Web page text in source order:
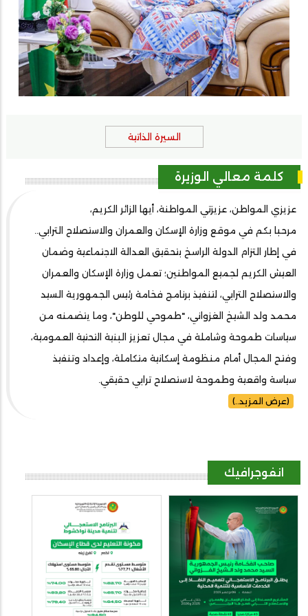
السيرة الذاتية
كلمة معالي الوزيرة
عزيزي المواطن، عزيزتي المواطنة، أيها الزائر الكريم،
مرحبا بكم في موقع وزارة الإسكان والعمران والاستصلاح الترابي..
في إطار التزام الدولة الراسخ بتحقيق العدالة الاجتماعية وضمان
العيش الكريم لجميع المواطنين؛ تعمل وزارة الإسكان والعمران
والاستصلاح الترابي، لتنفيذ برنامج فخامة رئيس الجمهورية السيد
محمد ولد الشيخ الغزواني، "طموحي للوطن"، وما يتضمنه من
سياسات طموحة وشاملة في مجال تعزيز البنية التحتية العمومية،
وفتح المجال أمام منظومة إسكانية متكاملة، وإعداد وتنفيذ
سياسة واقعية وطموحة لاستصلاح ترابي حقيقي.
(عرض المزيد..)
انفوجرافيك